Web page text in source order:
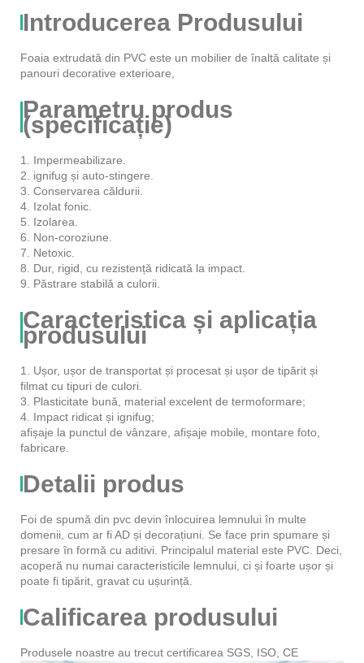
Introducerea Produsului
Foaia extrudată din PVC este un mobilier de înaltă calitate și
panouri decorative exterioare,
Parametru produs
(specificație)
1. Impermeabilizare.
2. ignifug și auto-stingere.
3. Conservarea căldurii.
4. Izolat fonic.
5. Izolarea.
6. Non-coroziune.
7. Netoxic.
8. Dur, rigid, cu rezistență ridicată la impact.
9. Păstrare stabilă a culorii.
Caracteristica și aplicația
produsului
1. Ușor, ușor de transportat și procesat și ușor de tipărit și
filmat cu tipuri de culori.
3. Plasticitate bună, material excelent de termoformare;
4. Impact ridicat și ignifug;
afișaje la punctul de vânzare, afișaje mobile, montare foto,
fabricare.
Detalii produs
Foi de spumă din pvc devin înlocuirea lemnului în multe
domenii, cum ar fi AD și decorațiuni. Se face prin spumare și
presare în formă cu aditivi. Principalul material este PVC. Deci,
acoperă nu numai caracteristicile lemnului, ci și foarte ușor și
poate fi tipărit, gravat cu ușurință.
Calificarea produsului
Produsele noastre au trecut certificarea SGS, ISO, CE